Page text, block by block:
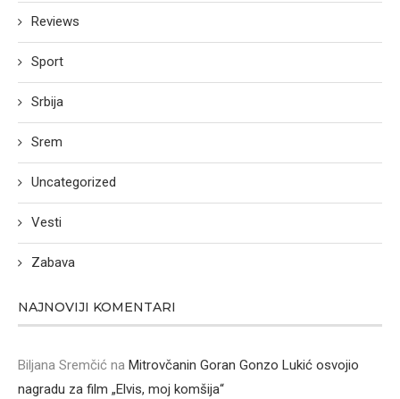
Reviews
Sport
Srbija
Srem
Uncategorized
Vesti
Zabava
NAJNOVIJI KOMENTARI
Biljana Sremčić na Mitrovčanin Goran Gonzo Lukić osvojio
nagradu za film „Elvis, moj komšija“